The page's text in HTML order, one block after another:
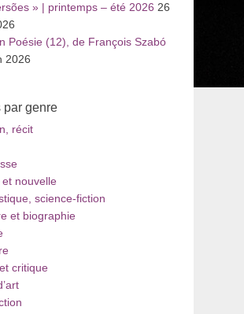
» | printemps – été 2026 26
Poésie (12), de François Szabó
2026
par genre
récit
nouvelle
science-fiction
et biographie
critique